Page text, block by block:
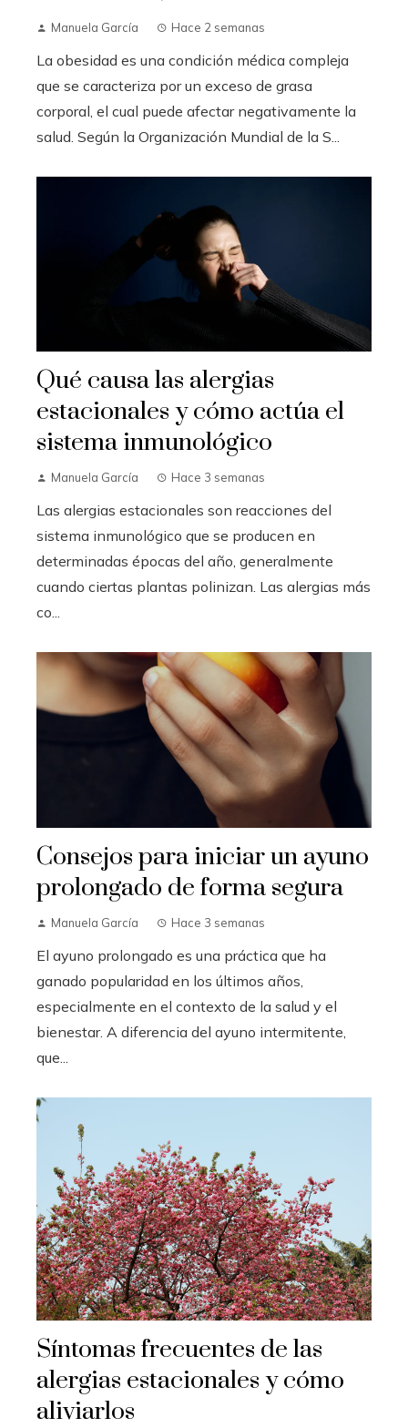
Manuela García Hace 2 semanas
La obesidad es una condición médica compleja
que se caracteriza por un exceso de grasa
corporal, el cual puede afectar negativamente la
salud. Según la Organización Mundial de la S...
Qué causa las alergias
estacionales y cómo actúa el
sistema inmunológico
Manuela García Hace 3 semanas
Las alergias estacionales son reacciones del
sistema inmunológico que se producen en
determinadas épocas del año, generalmente
cuando ciertas plantas polinizan. Las alergias más
co...
Consejos para iniciar un ayuno
prolongado de forma segura
Manuela García Hace 3 semanas
El ayuno prolongado es una práctica que ha
ganado popularidad en los últimos años,
especialmente en el contexto de la salud y el
bienestar. A diferencia del ayuno intermitente,
que...
Síntomas frecuentes de las
alergias estacionales y cómo
aliviarlos